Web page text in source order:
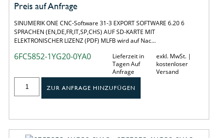
Preis auf Anfrage
SINUMERIK ONE CNC-Software 31-3 EXPORT SOFTWARE 6.20 6
SPRACHEN (EN,DE,FR,IT,SP,CHS) AUF SD-KARTE MIT
ELEKTRONISCHER LIZENZ (PDF) MLFB wird auf Nac…
6FC5852-1YG20-0YA0
Lieferzeit in
Tagen Auf
Anfrage
exkl. MwSt. |
kostenloser
Versand
ZUR ANFRAGE HINZUFÜGEN